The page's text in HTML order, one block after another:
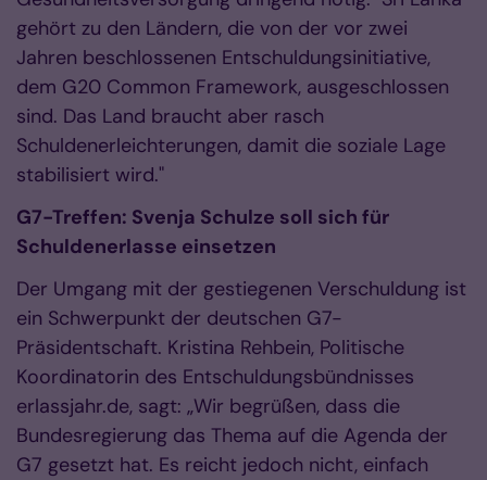
gehört zu den Ländern, die von der vor zwei
Jahren beschlossenen Entschuldungsinitiative,
dem G20 Common Framework, ausgeschlossen
sind. Das Land braucht aber rasch
Schuldenerleichterungen, damit die soziale Lage
stabilisiert wird."
G7-Treffen: Svenja Schulze soll sich für
Schuldenerlasse einsetzen
Der Umgang mit der gestiegenen Verschuldung ist
ein Schwerpunkt der deutschen G7-
Präsidentschaft. Kristina Rehbein, Politische
Koordinatorin des Entschuldungsbündnisses
erlassjahr.de, sagt: „Wir begrüßen, dass die
Bundesregierung das Thema auf die Agenda der
G7 gesetzt hat. Es reicht jedoch nicht, einfach